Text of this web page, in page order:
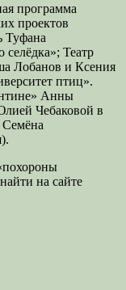
программа
проектов
Туфана
Театр
Лобанов и Ксения
птиц».
Анны
Чебаковой в
на сайте